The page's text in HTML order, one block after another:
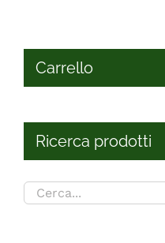
Carrello
Ricerca prodotti